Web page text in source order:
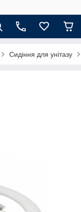
Сидіння для унітазу